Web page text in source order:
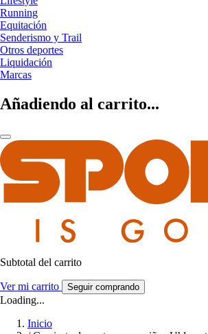
Running
Equitación
Senderismo y Trail
Otros deportes
Liquidación
Marcas
Añadiendo al carrito...
Subtotal del carrito
Ver mi carrito Seguir comprando
Loading...
Inicio